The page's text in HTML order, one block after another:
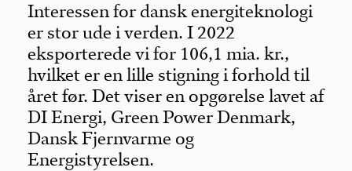
Interessen for dansk energiteknologi
er stor ude i verden. I 2022
eksporterede vi for 106,1 mia. kr.,
hvilket er en lille stigning i forhold til
året før. Det viser en opgørelse lavet af
DI Energi, Green Power Denmark,
Dansk Fjernvarme og
Energistyrelsen.